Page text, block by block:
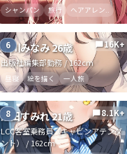
シャンパン 旅行 ヘアアレン..
6 chat_bubble16K+
早川みなみ 26歳
出版社編集部勤務 / 162cm
昼寝 絵を描く 一人旅
8 chat_bubble8.1K+
池田すみれ 21歳
LCC客室乗務員（キャビンアテンダ
ント） / 162cm